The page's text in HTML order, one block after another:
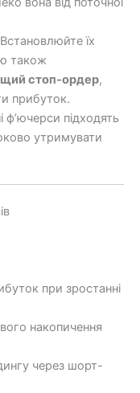
їх
також
стоп-ордер,
прибуток.
ф’ючерси підходять
утримувати
при зростанні
накопичення
через шорт-